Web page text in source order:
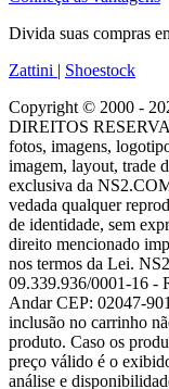
Divida suas compras
Zattini | Shoestock
Copyright © 2000 -
DIREITOS
fotos, imagens,
imagem, layout, trade
exclusiva da
vedada qualquer
de identidade, sem
direito mencionado
nos termos da Lei.
09.339.936/0001-16 -
Andar CEP: 02047-
inclusão no carrinho
produto. Caso os
preço válido é o
análise e